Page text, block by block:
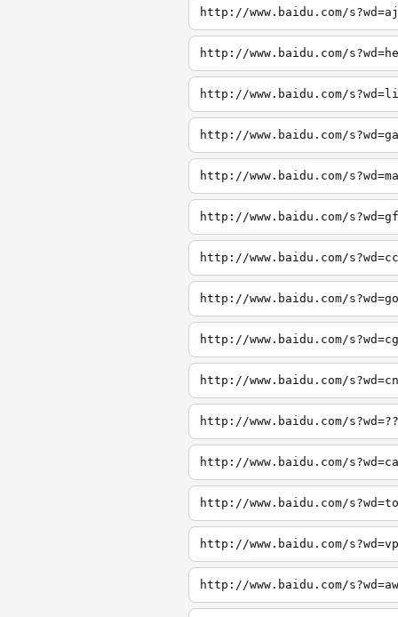
http://www.baidu.com/s?wd=aj
http://www.baidu.com/
http://www.baidu.com/
http://www.baidu.com/
http://www.baidu.com/
http://www.baidu.com/
http://www.baidu.com/
http://www.baidu.com/
http://www.baidu.com/
http://www.baidu.com/
http://www.baidu.com/
http://www.baidu.com/
http://www.baidu.com/
http://www.baidu.com/
http://www.baidu.com/